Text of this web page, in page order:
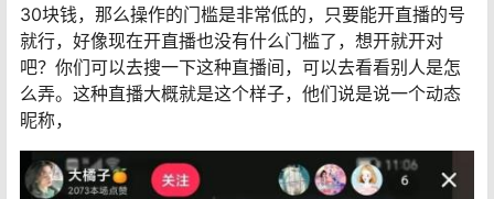
30块钱，那么操作的门槛是非常低的，只要能开直播的号
就行，好像现在开直播也没有什么门槛了，想开就开对
吧？你们可以去搜一下这种直播间，可以去看看别人是怎
么弄。这种直播大概就是这个样子，他们说是说一个动态
昵称，